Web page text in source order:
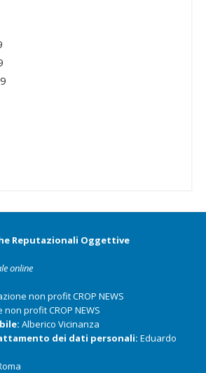
Reputazionali Oggettive
online
non profit CROP NEWS
profit CROP NEWS
Alberico Vicinanza
dei dati personali: Eduardo